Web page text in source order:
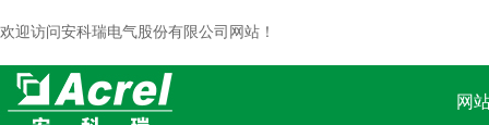
欢迎访问安科瑞电气股份有限公司网站！
网